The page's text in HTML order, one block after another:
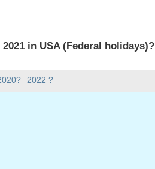
2022 ?
in USA (Federal holidays)?